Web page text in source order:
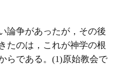
論争があったが，その後
たのは，これが神学の根
らである。(1)原始教会で